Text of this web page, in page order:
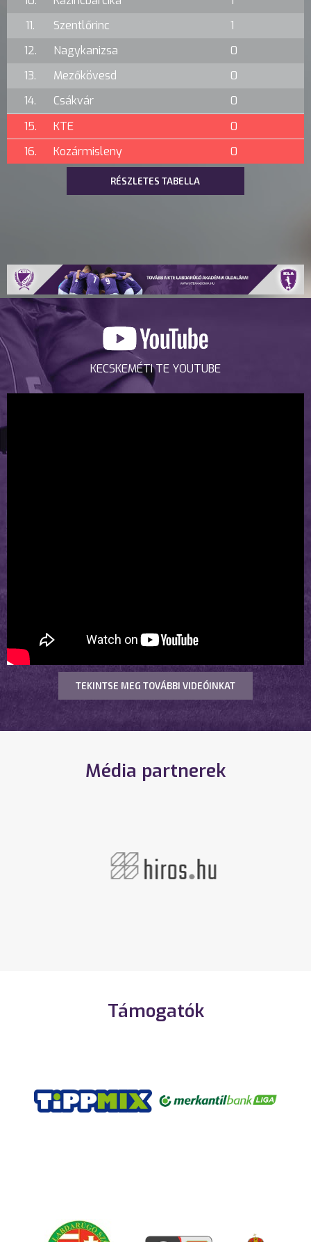
11.
Szentlőrinc
1
12.
Nagykanizsa
0
13.
Mezőkövesd
0
14.
Csákvár
0
15.
KTE
0
16.
Kozármisleny 0
RÉSZLETES TABELLA
KECSKEMÉTI TE YOUTUBE
TEKINTSE MEG TOVÁBBI VIDEÓINKAT
Média partnerek
Támogatók